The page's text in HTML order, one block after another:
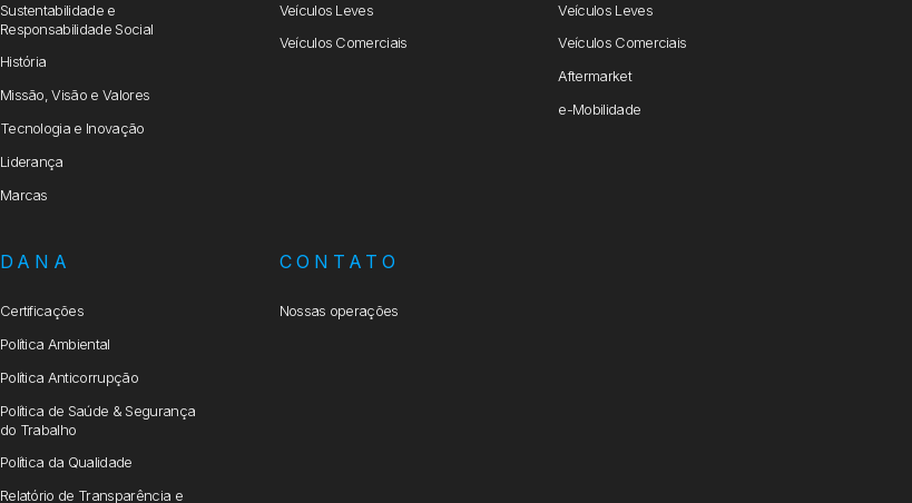
Sustentabilidade e
Responsabilidade Social
História
Missão, Visão e Valores
Tecnologia e Inovação
Liderança
Marcas
Veículos Leves
Veículos Comerciais
Veículos Leves
Veículos Comerciais
Aftermarket
e-Mobilidade
DANA
Certificações
Política Ambiental
Política Anticorrupção
Política de Saúde & Segurança
do Trabalho
Política da Qualidade
Relatório de Transparência e
CONTATO
Nossas operações